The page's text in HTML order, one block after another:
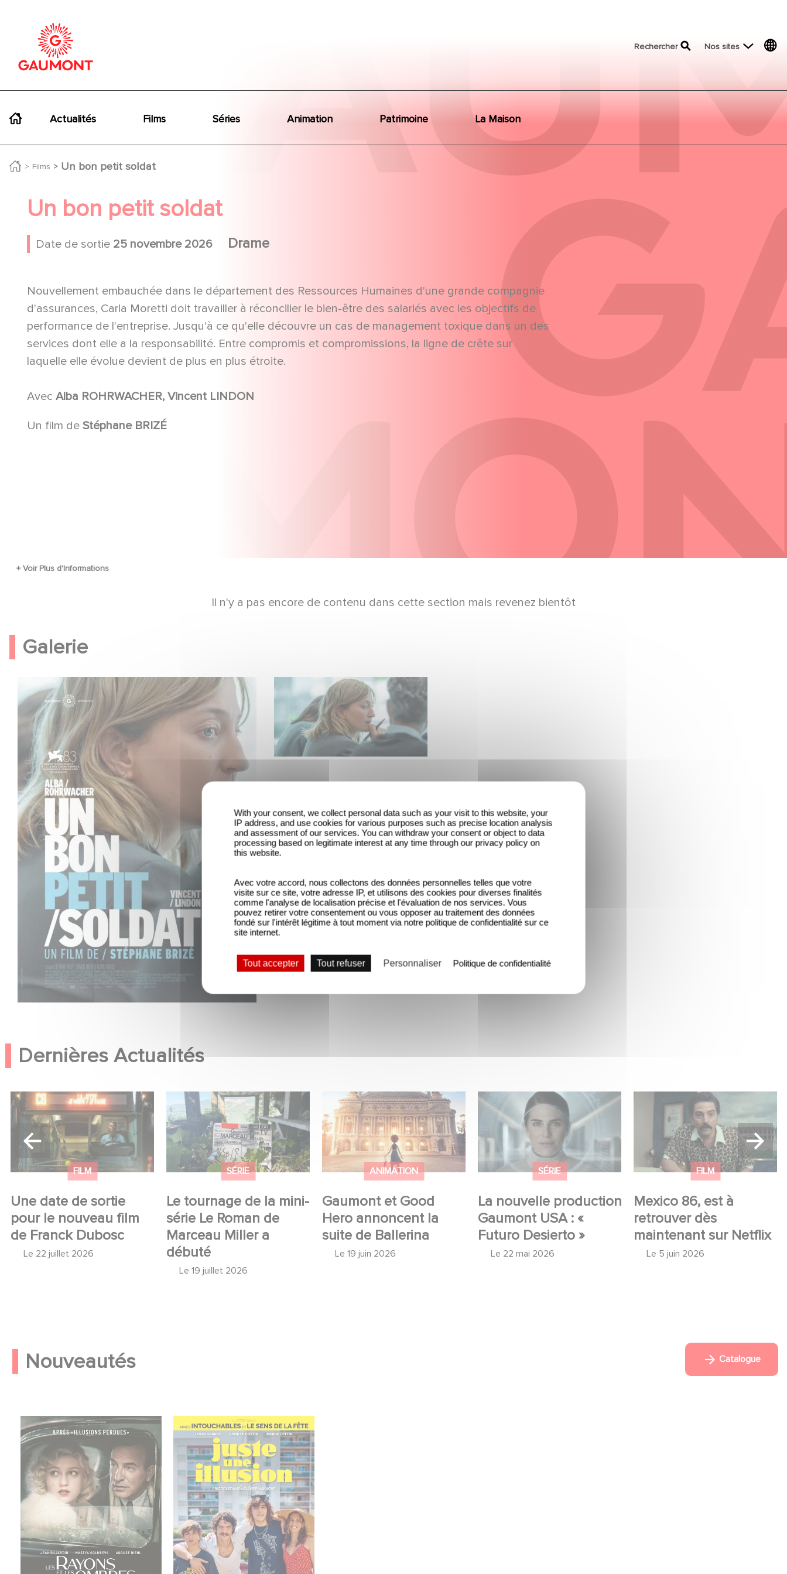
top menu
Rechercher Nos sites
Actualités Films Séries Animation Patrimoine La Maison
Films Un bon petit soldat
Un bon petit soldat
Date de sortie 25 novembre 2026 Drame
Nouvellement embauchée dans le département des Ressources Humaines d'une grande compagnie
d'assurances, Carla Moretti doit travailler à réconcilier le bien-être des salariés avec les objectifs de
performance de l'entreprise. Jusqu'à ce qu'elle découvre un cas de management toxique dans un des
services dont elle a la responsabilité. Entre compromis et compromissions, la ligne de crête sur
laquelle elle évolue devient de plus en plus étroite.
Avec Alba ROHRWACHER, Vincent LINDON
Un film de Stéphane BRIZÉ
Il n'y a pas encore de contenu dans cette section mais revenez bientôt
Galerie
Dernières Actualités
FILM
Une date de sortie
pour le nouveau film
de Franck Dubosc
Le 22 juillet 2026
Une date de sortie pour le
nouveau film de Franck
Dubosc
SÉRIE
Le tournage de la mini-
série Le Roman de
Marceau Miller a
débuté
Le 19 juillet 2026
Le tournage de la mini-série
Le Roman de Marceau
Miller a débuté
ANIMATION
Gaumont et Good
Hero annoncent la
suite de Ballerina
Le 19 juin 2026
Gaumont et Good Hero
annoncent la suite de
Ballerina
SÉRIE
La nouvelle production
Gaumont USA : «
Futuro Desierto »
Le 22 mai 2026
La nouvelle production
Gaumont USA : « Futuro
Desierto »
FILM
Mexico 86, est à
retrouver dès
maintenant sur Netflix
Le 5 juin 2026
Mexico 86, est à retrouver
dès maintenant sur Netflix
Nouveautés Catalogue
With your consent, we collect personal data such as your visit to this website, your
IP address, and use cookies for various purposes such as precise location analysis
and assessment of our services. You can withdraw your consent or object to data
processing based on legitimate interest at any time through our privacy policy on
this website.
Avec votre accord, nous collectons des données personnelles telles que votre
visite sur ce site, votre adresse IP, et utilisons des cookies pour diverses finalités
comme l'analyse de localisation précise et l'évaluation de nos services. Vous
pouvez retirer votre consentement ou vous opposer au traitement des données
fondé sur l'intérêt légitime à tout moment via notre politique de confidentialité sur ce
site internet.
Tout accepter Tout refuser Personnaliser Politique de confidentialité